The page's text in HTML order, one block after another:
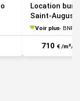
Location
Saint-
Lazare
Voir plus BNP
710 € /m²/an